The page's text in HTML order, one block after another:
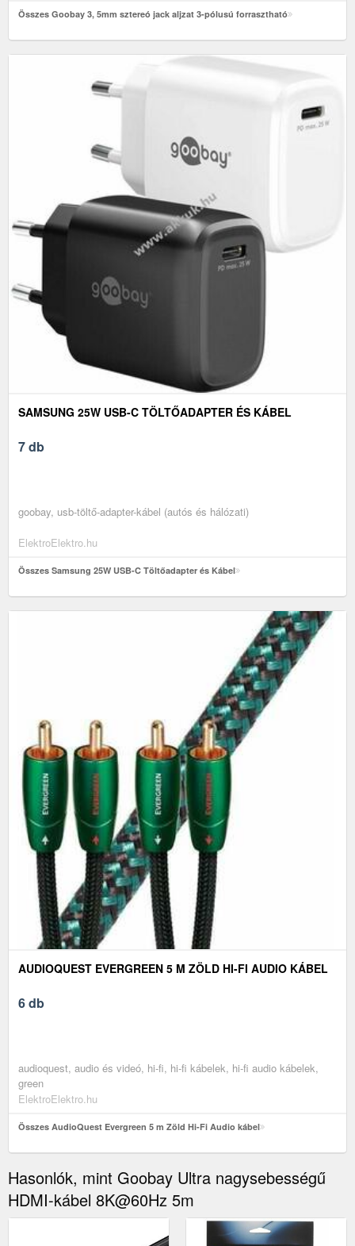
Összes Goobay 3, 5mm sztereó jack aljzat 3-pólusú forrasztható
SAMSUNG 25W USB-C TÖLTŐADAPTER ÉS KÁBEL
7 db
goobay, usb-töltő-adapter-kábel (autós és hálózati)
ElektroElektro.hu
Összes Samsung 25W USB-C Töltőadapter és Kábel
AUDIOQUEST EVERGREEN 5 M ZÖLD HI-FI AUDIO KÁBEL
6 db
audioquest, audio és videó, hi-fi, hi-fi kábelek, hi-fi audio kábelek,
green
ElektroElektro.hu
Összes AudioQuest Evergreen 5 m Zöld Hi-Fi Audio kábel
Hasonlók, mint Goobay Ultra nagysebességű
HDMI-kábel 8K@60Hz 5m